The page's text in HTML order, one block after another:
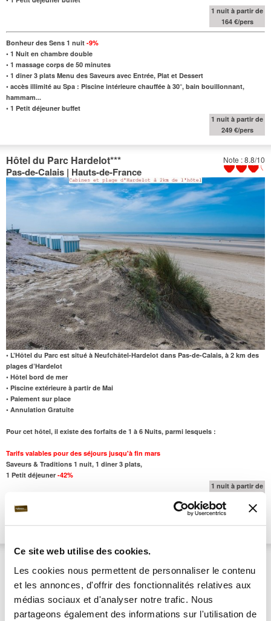
Ce site web utilise des cookies.
Les cookies nous permettent de personnaliser le contenu
et les annonces, d'offrir des fonctionnalités relatives aux
médias sociaux et d'analyser notre trafic. Nous
partageons également des informations sur l'utilisation de
1 nuit à partir de
164 €/pers
Bonheur des Sens 1 nuit -9%
• 1 Nuit en chambre double
• 1 massage corps de 50 minutes
• 1 diner 3 plats Menu des Saveurs avec Entrée, Plat et Dessert
• accès illimité au Spa : Piscine intérieure chauffée à 30°, bain bouillonnant,
hammam...
• 1 Petit déjeuner buffet
1 nuit à partir de
249 €/pers
Note : 8.8/10
Hôtel du Parc Hardelot***
Pas-de-Calais | Hauts-de-France
• L’Hôtel du Parc est situé à Neufchâtel-Hardelot dans Pas-de-Calais, à 2 km des
plages d’Hardelot
• Hôtel bord de mer
• Piscine extérieure à partir de Mai
• Paiement sur place
• Annulation Gratuite
Pour cet hôtel, il existe des forfaits de 1 à 6 Nuits, parmi lesquels :
Tarifs valables pour des séjours jusqu'à fin mars
Saveurs & Traditions 1 nuit, 1 diner 3 plats,
1 Petit déjeuner -42%
1 nuit à partir de
2 Petits déjeuners-45%
2 nuits à partir de
141 €/pers
Château Tilques***
St Omer | Hauts-de-France